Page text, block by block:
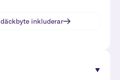
däckbyte inkluderar